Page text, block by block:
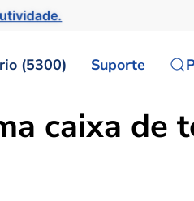
(5300) Suporte
caixa de